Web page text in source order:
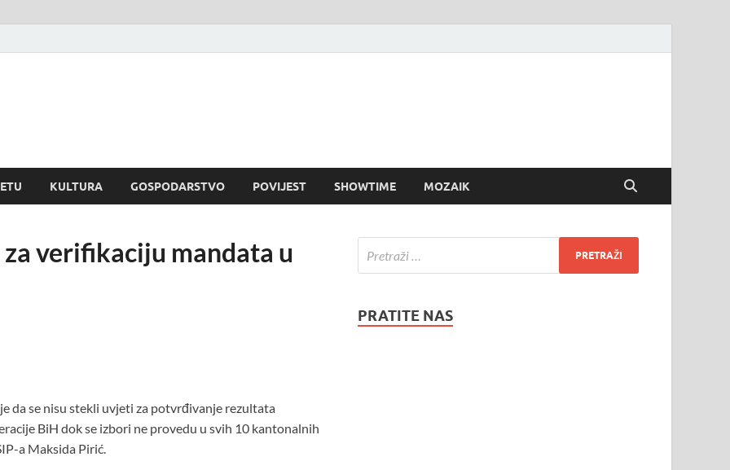
KULTURA GOSPODARSTVO POVIJEST SHOWTIME MOZAIK
verifikaciju mandata u
da se nisu stekli uvjeti za potvrđivanje rezultata
BiH dok se izbori ne provedu u svih 10 kantonalnih
a Maksida Pirić.
PRATITE NAS